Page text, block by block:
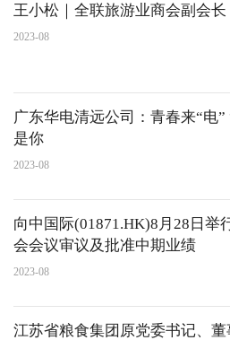
王小松｜全联旅游业商会副会长
2023-08
广东华电清远公司：青春来“电”
是你
2023-08
向中国际(01871.HK)8月28日举
会会议审议及批准中期业绩
2023-08
江苏省粮食集团原党委书记、董